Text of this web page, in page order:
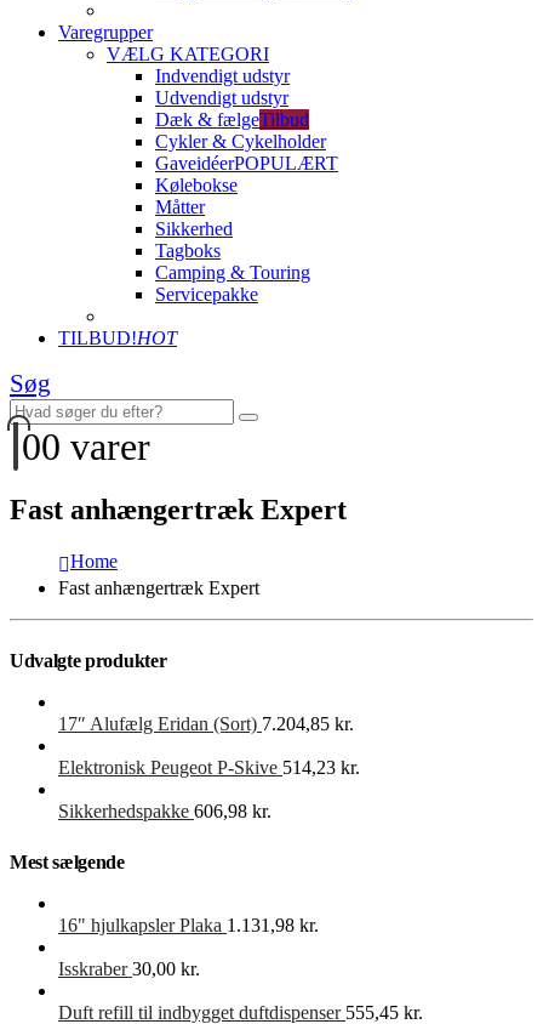
Varegrupper
VÆLG KATEGORI
Indvendigt udstyr
Udvendigt udstyr
Dæk & fælgeTilbud
Cykler & Cykelholder
GaveidéerPOPULÆRT
Kølebokse
Måtter
Sikkerhed
Tagboks
Camping & Touring
Servicepakke
TILBUD!HOT
Søg
00 varer
Fast anhængertræk Expert
Home
Fast anhængertræk Expert
Udvalgte produkter
17″ Alufælg Eridan (Sort) 7.204,85 kr.
Elektronisk Peugeot P-Skive 514,23 kr.
Sikkerhedspakke 606,98 kr.
Mest sælgende
16" hjulkapsler Plaka 1.131,98 kr.
Isskraber 30,00 kr.
Duft refill til indbygget duftdispenser 555,45 kr.